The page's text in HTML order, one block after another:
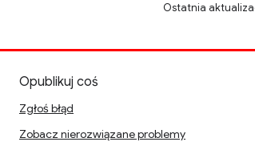
Ostatnia
Opublikuj coś
Zgłoś błąd
Zobacz nierozwiązane problemy